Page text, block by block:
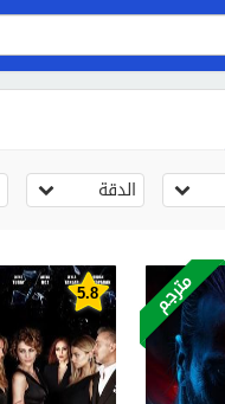
الدقة
مترجم 5.8